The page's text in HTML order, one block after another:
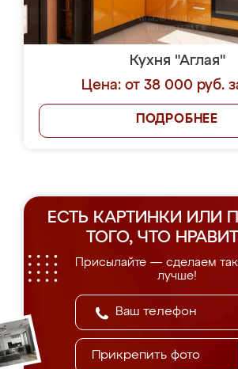
Кухня "Аглая"
Цена: от 38 000 руб.
ПОДРОБНЕЕ
ЕСТЬ КАРТИНКИ ИЛИ
ТОГО, ЧТО
Присылайте — сделаем
лучше!
Прикрепить фото